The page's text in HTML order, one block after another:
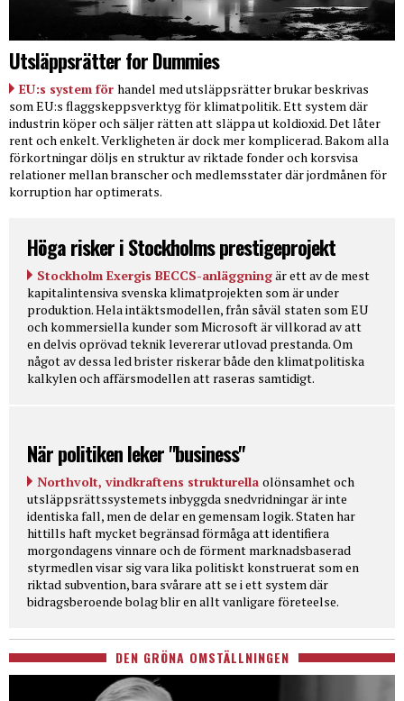
Utsläppsrätter for Dummies
EU:s system för handel med utsläppsrätter brukar beskrivas
som EU:s flaggskeppsverktyg för klimatpolitik. Ett system där
industrin köper och säljer rätten att släppa ut koldioxid. Det låter
rent och enkelt. Verkligheten är dock mer komplicerad. Bakom alla
förkortningar döljs en struktur av riktade fonder och korsvisa
relationer mellan branscher och medlemsstater där jordmånen för
korruption har optimerats.
Höga risker i Stockholms prestigeprojekt
Stockholm Exergis BECCS-anläggningär ett av de mest
kapitalintensiva svenska klimatprojekten som är under
produktion. Hela intäktsmodellen, från såväl staten som EU
och kommersiella kunder som Microsoft är villkorad av att
en delvis oprövad teknik levererar utlovad prestanda. Om
något av dessa led brister riskerar både den klimatpolitiska
kalkylen och affärsmodellen att raseras samtidigt.
När politiken leker "business"
Northvolt, vindkraftens strukturella olönsamhet och
utsläppsrättssystemets inbyggda snedvridningar är inte
identiska fall, men de delar en gemensam logik. Staten har
hittills haft mycket begränsad förmåga att identifiera
morgondagens vinnare och de förment marknadsbaserad
styrmedlen visar sig vara lika politiskt konstruerat som en
riktad subvention, bara svårare att se i ett system där
bidragsberoende bolag blir en allt vanligare företeelse.
DEN GRÖNA OMSTÄLLNINGEN